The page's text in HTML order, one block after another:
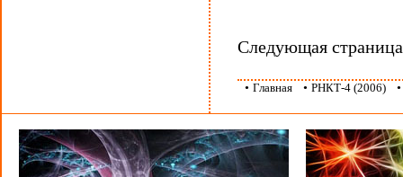
Следующая
• Главная • РНКТ-4 (2006)